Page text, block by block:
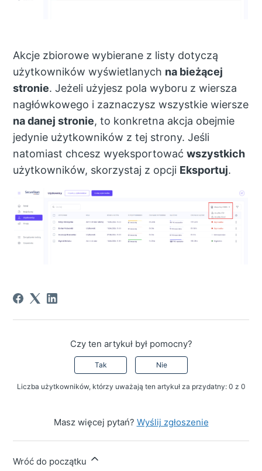
Akcje zbiorowe wybierane z listy dotyczą
użytkowników wyświetlanych na bieżącej
stronie. Jeżeli użyjesz pola wyboru z wiersza
nagłówkowego i zaznaczysz wszystkie wiersze
na danej stronie, to konkretna akcja obejmie
jedynie użytkowników z tej strony. Jeśli
natomiast chcesz wyeksportowaćwszystkich
użytkowników, skorzystaj z opcji Eksportuj.
Czy ten artykuł był pomocny?
Tak Nie
Liczba użytkowników, którzy uważają ten artykuł za przydatny: 0 z 0
Masz więcej pytań? Wyślij zgłoszenie
Wróć do początku